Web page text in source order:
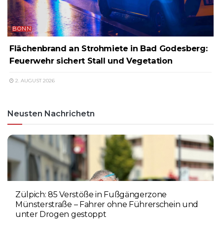
BONN
Flächenbrand an Strohmiete in Bad Godesberg:
Feuerwehr sichert Stall und Vegetation
2. AUGUST 2026
Neusten Nachrichetn
Zülpich: 85 Verstöße in Fußgängerzone
Münsterstraße – Fahrer ohne Führerschein und
unter Drogen gestoppt